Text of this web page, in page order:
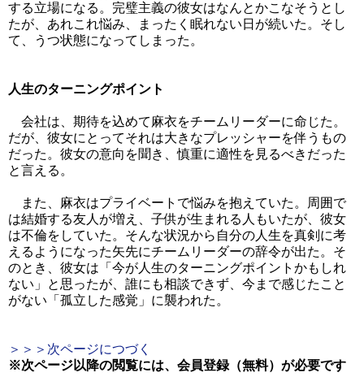
する立場になる。完璧主義の彼女はなんとかこなそうとし
たが、あれこれ悩み、まったく眠れない日が続いた。そし
て、うつ状態になってしまった。
人生のターニングポイント
会社は、期待を込めて麻衣をチームリーダーに命じた。
だが、彼女にとってそれは大きなプレッシャーを伴うもの
だった。彼女の意向を聞き、慎重に適性を見るべきだった
と言える。
また、麻衣はプライベートで悩みを抱えていた。周囲で
は結婚する友人が増え、子供が生まれる人もいたが、彼女
は不倫をしていた。そんな状況から自分の人生を真剣に考
えるようになった矢先にチームリーダーの辞令が出た。そ
のとき、彼女は「今が人生のターニングポイントかもしれ
ない」と思ったが、誰にも相談できず、今まで感じたこと
がない「孤立した感覚」に襲われた。
＞＞＞次ページにつづく
※次ページ以降の閲覧には、会員登録（無料）が必要です